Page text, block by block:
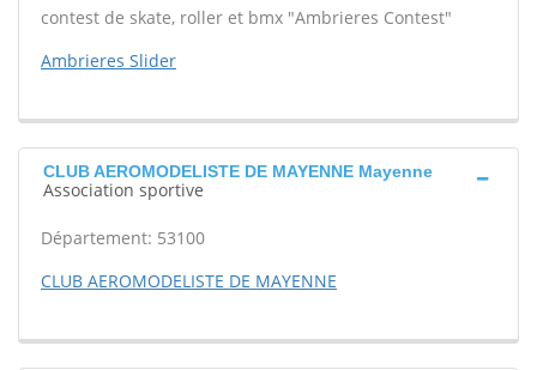
contest de skate, roller et bmx "Ambrieres Contest"
Ambrieres Slider
CLUB AEROMODELISTE DE MAYENNE Mayenne
Association sportive
Département: 53100
CLUB AEROMODELISTE DE MAYENNE